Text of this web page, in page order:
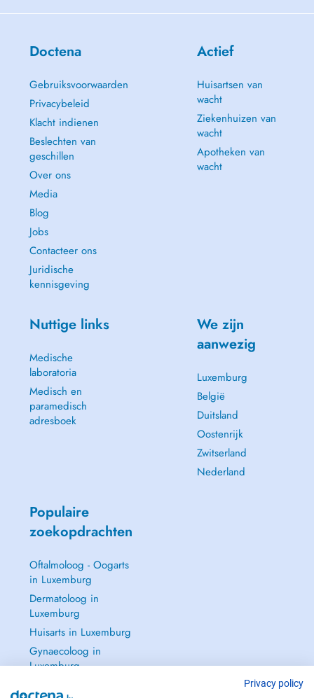
Doctena
Gebruiksvoorwaarden
Privacybeleid
Klacht indienen
Beslechten van
geschillen
Over ons
Media
Blog
Jobs
Contacteer ons
Juridische
kennisgeving
Actief
Huisartsen van
wacht
Ziekenhuizen van
wacht
Apotheken van
wacht
Nuttige links
Medische
laboratoria
Medisch en
paramedisch
adresboek
We zijn
aanwezig
Luxemburg
België
Duitsland
Oostenrijk
Zwitserland
Nederland
Populaire
zoekopdrachten
Oftalmoloog - Oogarts
in Luxemburg
Dermatoloog in
Luxemburg
Huisarts in Luxemburg
Gynaecoloog in
Luxemburg
Privacy policy